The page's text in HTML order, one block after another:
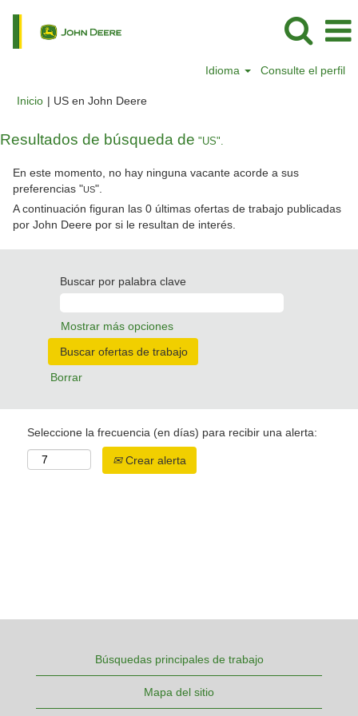
Idioma Consulte el perfil
Inicio | US en John Deere(página
Resultados de búsqueda de "US".
En este momento, no hay ninguna vacante acorde a sus
preferencias "US".
A continuación figuran las 0 últimas ofertas de trabajo publicadas
por John Deere por si le resultan de interés.
Buscar por palabra clave
Mostrar más opciones
Borrar
Seleccione la frecuencia (en días) para recibir una alerta:
Crear alerta
Búsquedas principales de trabajo
Mapa del sitio